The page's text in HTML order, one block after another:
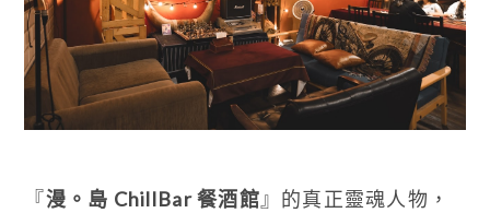
『漫。島 ChillBar 餐酒館 』的真正靈魂人物，